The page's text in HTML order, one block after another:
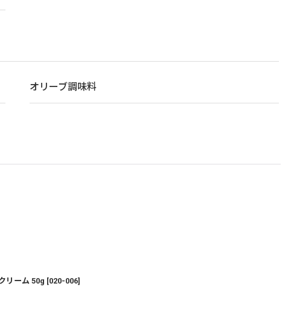
オリーブ調味料
リーム 50g [020-006]